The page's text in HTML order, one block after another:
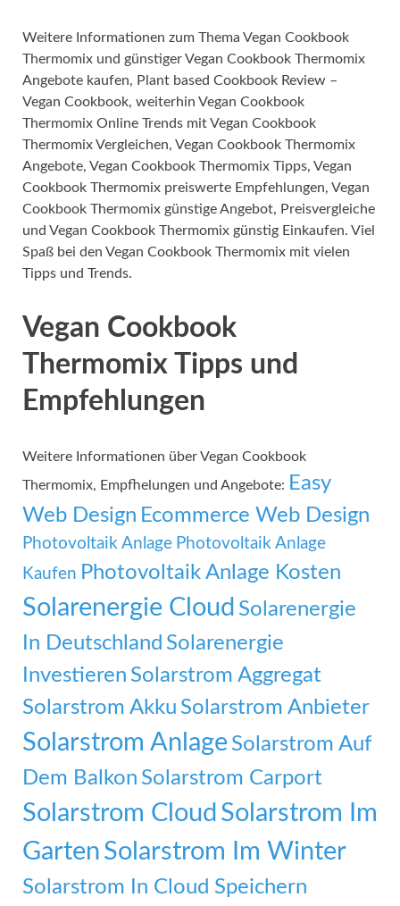
Weitere Informationen zum Thema Vegan Cookbook
Thermomix und günstiger Vegan Cookbook Thermomix
Angebote kaufen, Plant based Cookbook Review –
Vegan Cookbook, weiterhin Vegan Cookbook
Thermomix Online Trends mit Vegan Cookbook
Thermomix Vergleichen, Vegan Cookbook Thermomix
Angebote, Vegan Cookbook Thermomix Tipps, Vegan
Cookbook Thermomix preiswerte Empfehlungen, Vegan
Cookbook Thermomix günstige Angebot, Preisvergleiche
und Vegan Cookbook Thermomix günstig Einkaufen. Viel
Spaß bei den Vegan Cookbook Thermomix mit vielen
Tipps und Trends.
Vegan Cookbook
Thermomix Tipps und
Empfehlungen
Weitere Informationen über Vegan Cookbook
Thermomix, Empfhelungen und Angebote: Easy
Web Design Ecommerce Web Design
Photovoltaik Anlage Photovoltaik Anlage
Kaufen Photovoltaik Anlage Kosten
Solarenergie Cloud Solarenergie
In Deutschland Solarenergie
Investieren Solarstrom Aggregat
Solarstrom Akku Solarstrom Anbieter
Solarstrom Anlage Solarstrom Auf
Dem Balkon Solarstrom Carport
Solarstrom Cloud Solarstrom Im
Garten Solarstrom Im Winter
Solarstrom In Cloud Speichern